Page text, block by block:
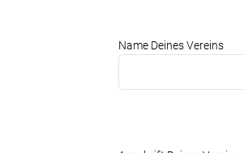
Name Deines Vereins